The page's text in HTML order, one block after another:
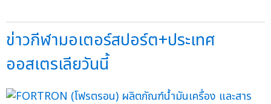
ข่าวกีฬามอเตอร์สปอร์ต+ประเทศ
ออสเตรเลียวันนี้